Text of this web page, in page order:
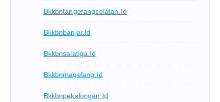
Bkkbntangerangselatan.id
Bkkbnbanjar.id
Bkkbnsalatiga.id
Bkkbnmagelang.id
Bkkbnpekalongan.id